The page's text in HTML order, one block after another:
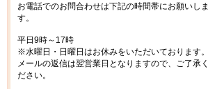
お電話でのお問合わせは下記の時間帯にお願いしま
す。
平日9時～17時
※水曜日・日曜日はお休みをいただいております。
メールの返信は翌営業日となりますので、ご了承く
ださい。